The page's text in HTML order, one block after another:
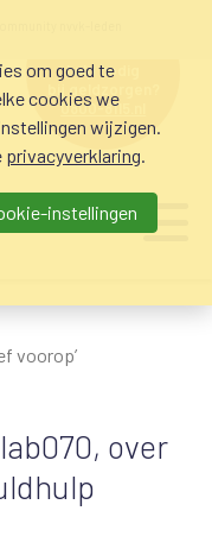
hulp nodig
bij geldzorgen?
0800-8115.nl
voorop’
over
om goed te
cookies we
wijzigen.
privacyverklaring.
instellingen